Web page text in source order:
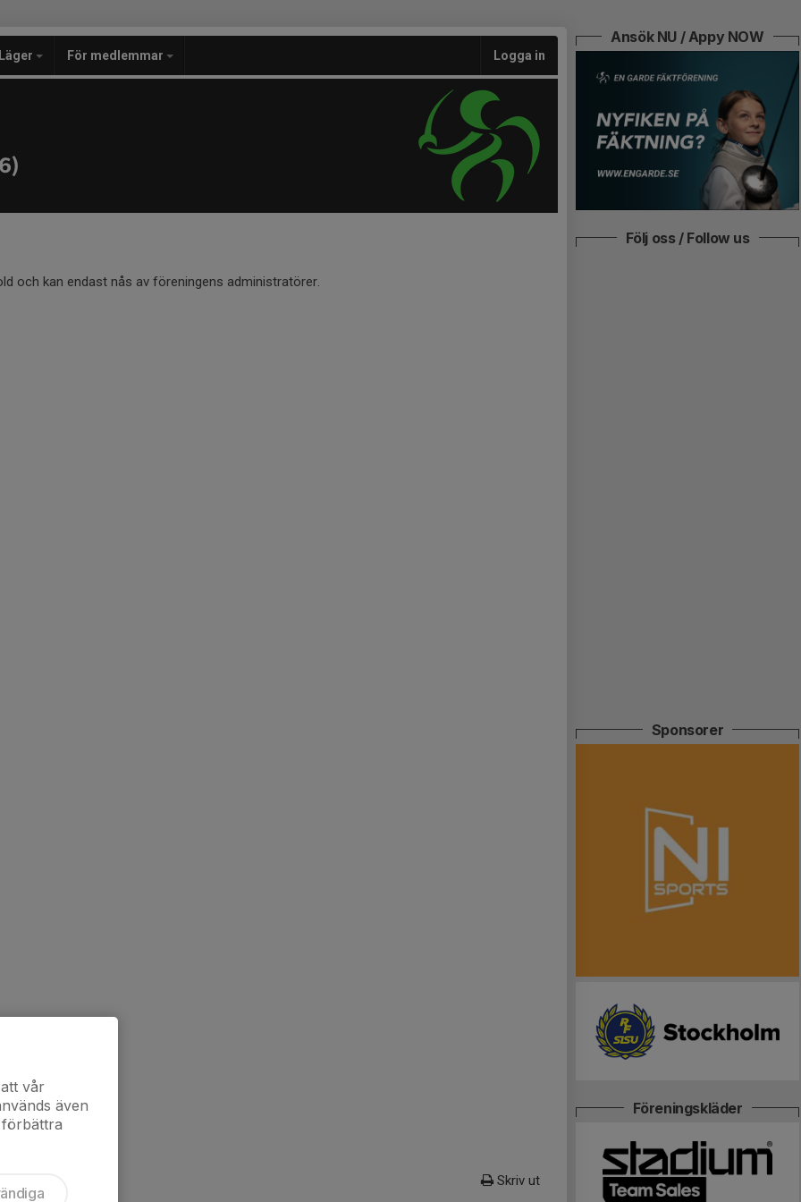
Läger För medlemmar Logga in
och kan endast nås av föreningens administratörer.
Skriv ut
Ansök NU / Appy NOW
Följ oss / Follow us
Sponsorer
Föreningskläder
vår
även